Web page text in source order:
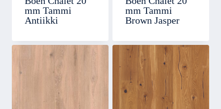
mm Tammi
Antiikki
mm Tammi
Brown Jasper